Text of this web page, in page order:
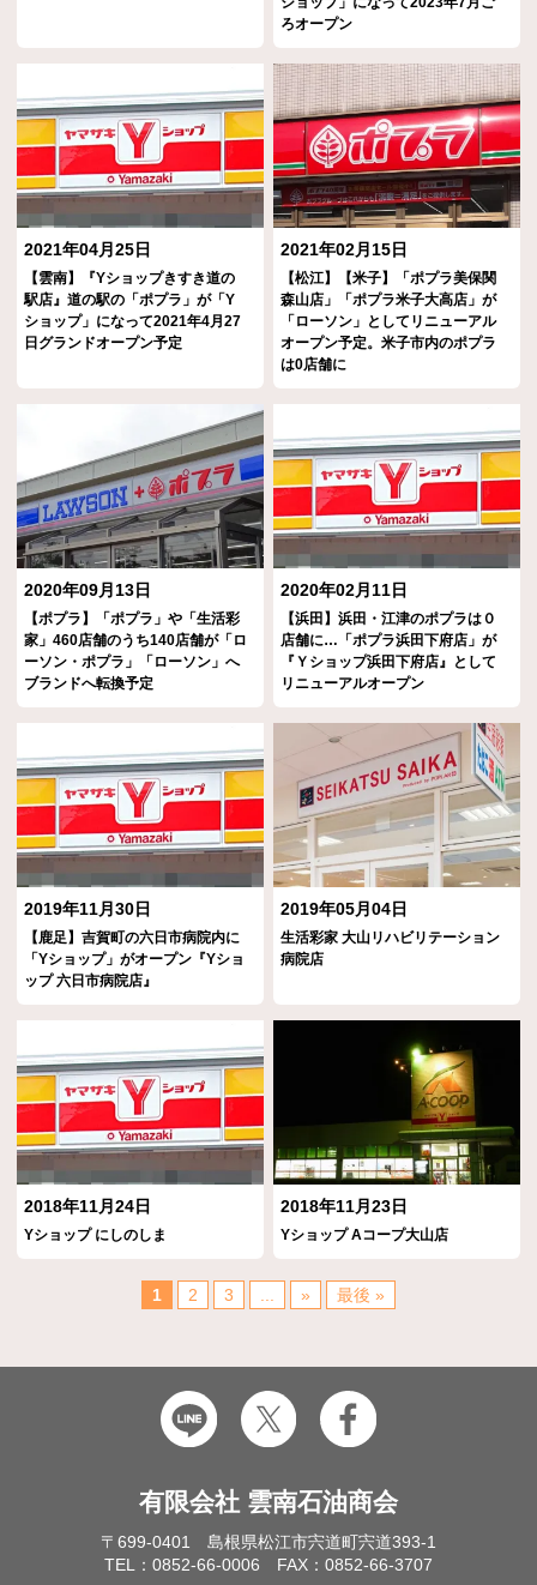
ろオープン
2021年04月25日
【雲南】『Yショップきすき道の
駅店』道の駅の「ポプラ」が「Y
ショップ」になって2021年4月27
日グランドオープン予定
2021年02月15日
【松江】【米子】「ポプラ美保関
森山店」「ポプラ米子大高店」が
「ローソン」としてリニューアル
オープン予定。米子市内のポプラ
は0店舗に
2020年09月13日
【ポプラ】「ポプラ」や「生活彩
家」460店舗のうち140店舗が「ロ
ーソン・ポプラ」「ローソン」へ
ブランドへ転換予定
2020年02月11日
【浜田】浜田・江津のポプラは０
店舗に…「ポプラ浜田下府店」が
『Ｙショップ浜田下府店』として
リニューアルオープン
2019年11月30日
【鹿足】吉賀町の六日市病院内に
「Yショップ」がオープン『Yショ
ップ 六日市病院店』
2019年05月04日
生活彩家 大山リハビリテーション
病院店
2018年11月24日
Yショップ にしのしま
2018年11月23日
Yショップ Aコープ大山店
1 2 3 » 最後 »
有限会社 雲南石油商会
〒699-0401 島根県松江市宍道町宍道393-1
TEL：0852-66-0006 FAX：0852-66-3707